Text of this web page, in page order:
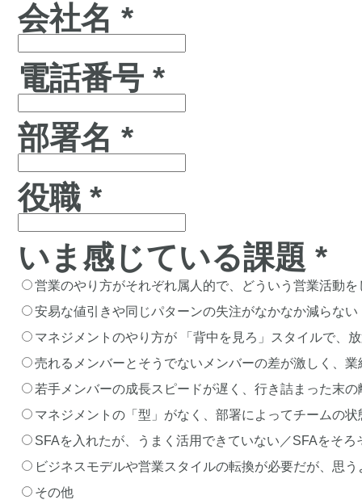
会社名 *
電話番号 *
部署名 *
役職 *
いま感じている課題 *
営業のやり方がそれぞれ属人的で、どういう営業活動
安易な値引きや同じパターンの失注がなかなか減らない
マネジメントのやり方が 「背中を見ろ」スタイルで、
売れるメンバーとそうでないメンバーの差が激しく、
若手メンバーの成長スピードが遅く、行き詰まった末
マネジメントの「型」がなく、部署によってチームの
SFAを入れたが、うまく活用できていない／SFAをそ
ビジネスモデルや営業スタイルの転換が必要だが、思
その他